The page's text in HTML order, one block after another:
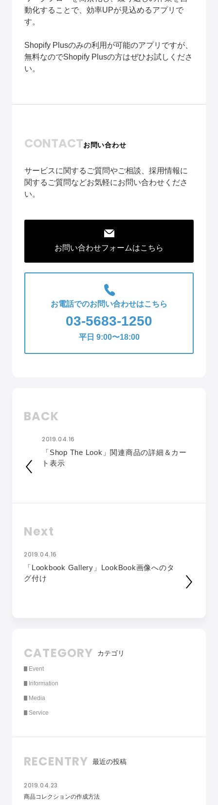
動化することで、効率UPが見込めるアプリで
す。
Shopify Plusのみの利用が可能のアプリですが、
無料なのでShopify Plusの方はぜひお試しくださ
い。
CONTACTお問い合わせ
サービスに関するご質問やご相談、採用情報に
関するご質問などお気軽にお問い合わせくださ
い。
お問い合わせフォームはこちら
お電話でのお問い合わせはこちら
03-5683-1250
平日 9:00〜18:00
BACK
2019.04.16
「Shop The Look」関連商品の詳細＆カー
ト表示
Next
2019.04.16
「Lookbook Gallery」LookBook画像へのタ
グ付け
CATEGORY カテゴリ
Event
Information
Media
Service
RECENTRY 最近の投稿
2019.04.23
商品コレクションの作成方法